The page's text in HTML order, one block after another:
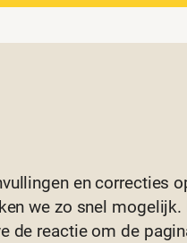
en correcties
we zo snel mogelijk.
de reactie om de